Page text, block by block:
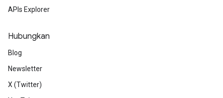
APIs Explorer
Hubungkan
Blog
Newsletter
X (Twitter)